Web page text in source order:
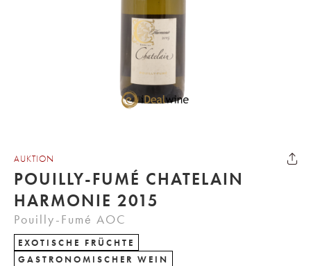
AUKTION
POUILLY-FUMÉ CHATELAIN
HARMONIE 2015
Pouilly-Fumé AOC
EXOTISCHE FRÜCHTE
GASTRONOMISCHER WEIN